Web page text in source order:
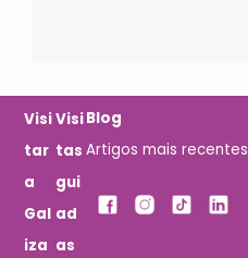
Visi
tar
a
Gal
iza
Visi
tas
gui
ad
as
Blog
Artigos mais recentes